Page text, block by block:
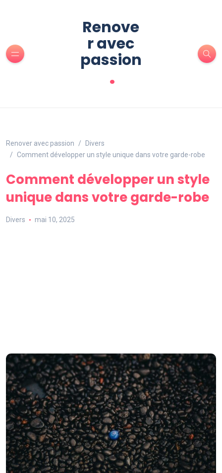
Renove
r avec
passion
.
Renover avec passion
Divers
Comment développer un style unique dans votre garde-robe
Comment développer un style
unique dans votre garde-robe
Divers mai 10, 2025